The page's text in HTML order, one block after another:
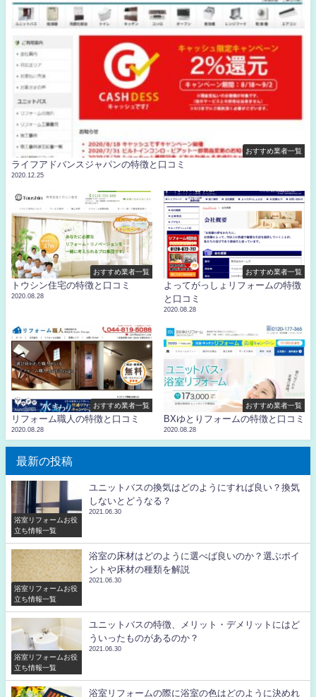
おすすめ業者一覧
ライフアドバンスジャパンの特徴と口コミ
2020.12.25
おすすめ業者一覧
トウシン住宅の特徴と口コミ
2020.08.28
おすすめ業者一覧
よってがっしょリフォームの特徴
と口コミ
2020.08.28
おすすめ業者一覧
リフォーム職人の特徴と口コミ
2020.08.28
おすすめ業者一覧
BXゆとりフォームの特徴と口コミ
2020.08.28
最新の投稿
浴室リフォームお役
立ち情報一覧
ユニットバスの換気はどのようにすれば良い？換気
しないとどうなる？
2021.06.30
浴室リフォームお役
立ち情報一覧
浴室の床材はどのように選べば良いのか？選ぶポイ
ントや床材の種類を解説
2021.06.30
浴室リフォームお役
立ち情報一覧
ユニットバスの特徴、メリット・デメリットにはど
ういったものがあるのか？
2021.06.30
浴室リフォームの際に浴室の色はどのように決めれ